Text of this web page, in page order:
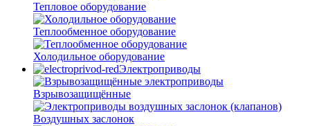
Тепловое оборудование
Теплообменное оборудование
Холодильное оборудование
Электроприводы
Взрывозащищённые
Воздушных заслонок